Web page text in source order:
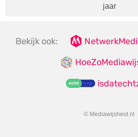
jaar
Bekijk ook:
© Mediawijsheid.nl